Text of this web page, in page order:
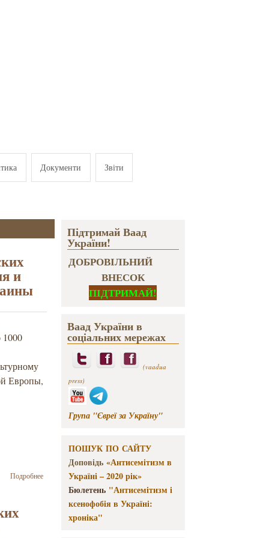
Документи Звіти
и
1000
Европы,
Подробнеео Резолюция
конференции
еврейских
Підтримай Ваад
України!
ДОБРОВІЛЬНИЙ
ВНЕСОК
ПІДТРИМАЙ!
Ваад України в
соціальних мережах
(vaadua
press)
Група "Євреї за Україну"
ПОШУК ПО САЙТУ
Доповідь «Антисемітизм в
Україні – 2020 рік»
Бюлетень "Антисемітизм і
ксенофобія в Україні:
хроніка"